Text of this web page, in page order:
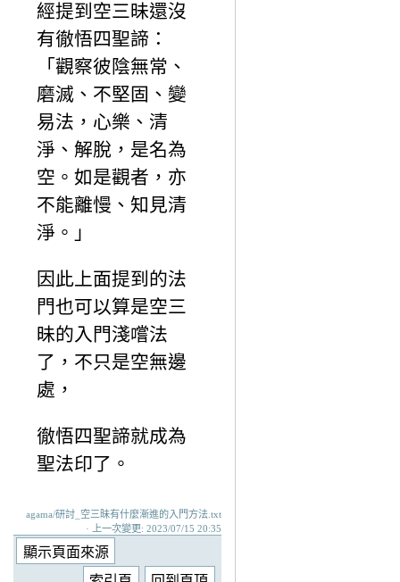
經提到空三昧還沒
有徹悟四聖諦：
「觀察彼陰無常、
磨滅、不堅固、變
易法，心樂、清
淨、解脫，是名為
空。如是觀者，亦
不能離慢、知見清
淨。」
因此上面提到的法
門也可以算是空三
昧的入門淺嚐法
了，不只是空無邊
處，
徹悟四聖諦就成為
聖法印了。
agama/研討_空三昧有什麼漸進的入門方法.txt
· 上一次變更: 2023/07/15 20:35